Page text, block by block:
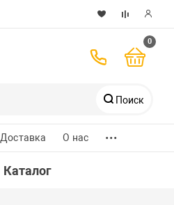
Поиск
0
Доставка О нас ...
Каталог